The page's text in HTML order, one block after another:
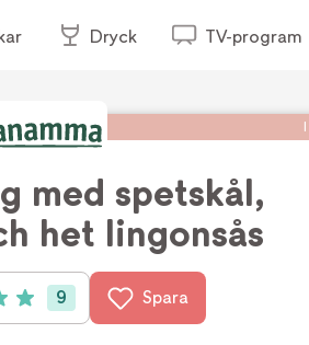
Dryck TV-program
med spetskål,
het lingonsås
(9 röster)
9 Spara